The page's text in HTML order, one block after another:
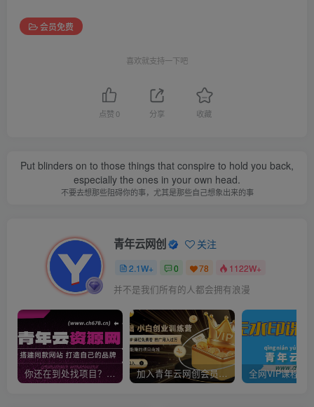
会员免费
喜欢就支持一下吧
点赞0 分享 收藏
Put blinders on to those things that conspire to hold you back,
especially the ones in your own head.
不要去想那些阻碍你的事，尤其是那些自己想象出来的事
青年云网创 关注
2.1W+ 0 78 1122W+
并不是我们所有的人都会拥有浪漫
你还在到处找项目？还在当韭菜？我靠卖项目一个月收入5万+，曾经我也是个失败者。 加入青年云网创会员，全站资源免费学习。加入高级合伙人，推广日入1000+